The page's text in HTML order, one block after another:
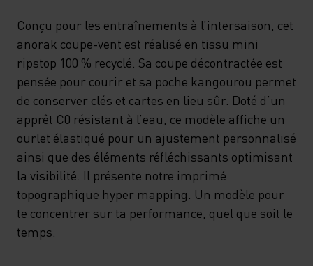
Conçu pour les entraînements à l’intersaison, cet
anorak coupe-vent est réalisé en tissu mini
ripstop 100 % recyclé. Sa coupe décontractée est
pensée pour courir et sa poche kangourou permet
de conserver clés et cartes en lieu sûr. Doté d’un
apprêt C0 résistant à l’eau, ce modèle affiche un
ourlet élastiqué pour un ajustement personnalisé
ainsi que des éléments réfléchissants optimisant
la visibilité. Il présente notre imprimé
topographique hyper mapping. Un modèle pour
te concentrer sur ta performance, quel que soit le
temps.